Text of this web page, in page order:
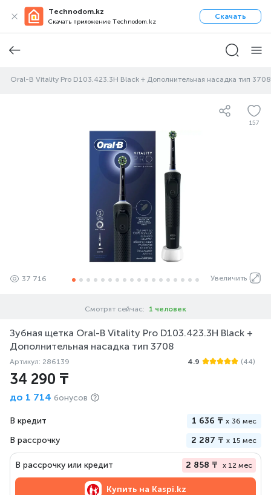
Technodom.kz
Скачать приложение Technodom.kz
Скачать
Oral-B Vitality Pro D103.423.3H Black + Дополнительная насадка тип 3708
157
Увеличить
37 716
Смотрят сейчас: 1 человек
Зубная щетка Oral-B Vitality Pro D103.423.3H Black +
Дополнительная насадка тип 3708
Артикул: 286139 4.9 (44)
34 290 ₸
до 1 714 бонусов
В кредит 1 636 ₸ x 36 мес
В рассрочку 2 287 ₸ x 15 мес
В рассрочку или кредит 2 858 ₸ x 12 мес
Купить на Kaspi.kz